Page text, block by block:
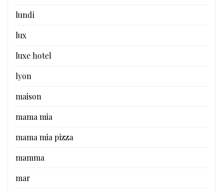
lundi
lux
luxe hotel
lyon
maison
mama mia
mama mia pizza
mamma
mar